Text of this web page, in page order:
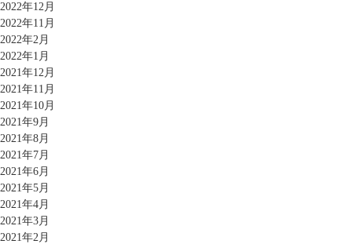
2022年12月
2022年11月
2022年2月
2022年1月
2021年12月
2021年11月
2021年10月
2021年9月
2021年8月
2021年7月
2021年6月
2021年5月
2021年4月
2021年3月
2021年2月